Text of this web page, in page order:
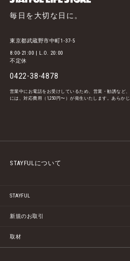
毎日を大切な日に。
東京都武蔵野市中町1-37-5
8:00-21:00 | L.O. 20:00
不定休
0422-38-4878
営業中にお電話をお受けしているため、営業・勧誘など
には、対応費用（1,250円〜）が発生いたします。あらか
STAYFULについて
STAYFUL
新規のお取引
取材